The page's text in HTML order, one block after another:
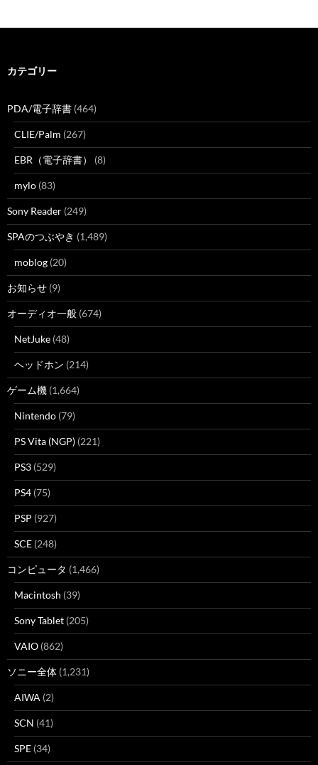
カテゴリー
PDA/電子辞書 (464)
CLIE/Palm (267)
EBR（電子辞書） (8)
mylo (83)
Sony Reader (249)
SPAのつぶやき (1,489)
moblog (20)
お知らせ (9)
オーディオ一般 (674)
NetJuke (48)
ヘッドホン (214)
ゲーム機 (1,664)
Nintendo (79)
PS Vita (NGP) (221)
PS3 (529)
PS4 (75)
PSP (927)
SCE (248)
コンピュータ (1,466)
Macintosh (39)
Sony Tablet (205)
VAIO (862)
ソニー全体 (1,231)
AIWA (2)
SCN (41)
SPE (34)